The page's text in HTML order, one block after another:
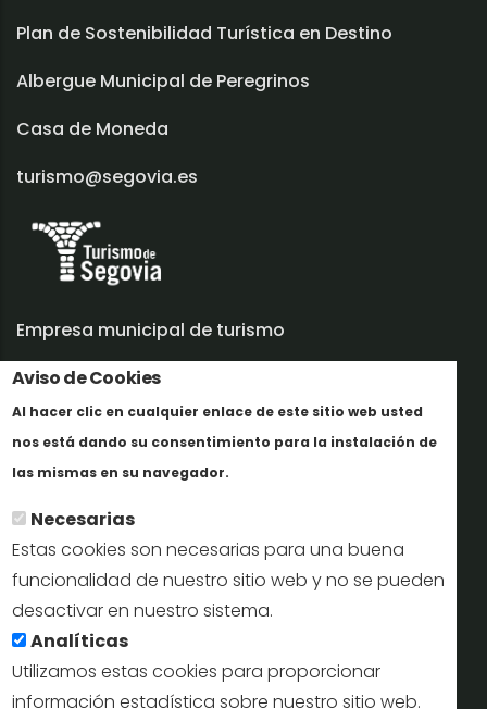
Aviso de Cookies
Al hacer clic en cualquier enlace de este sitio web usted
nos está dando su consentimiento para la instalación de
las mismas en su navegador.
Necesarias
Estas cookies son necesarias para una buena
funcionalidad de nuestro sitio web y no se pueden
desactivar en nuestro sistema.
Analíticas
Utilizamos estas cookies para proporcionar
información estadística sobre nuestro sitio web.
Plan de Sostenibilidad Turística en Destino
Albergue Municipal de Peregrinos
Casa de Moneda
turismo@segovia.es
Empresa municipal de turismo
Trabaja con nosotros
Informes y documentación
Perfil del contratante
Oficinas de Turismo
reservas@turismodesegovia.com
info@turismodesegovia.com